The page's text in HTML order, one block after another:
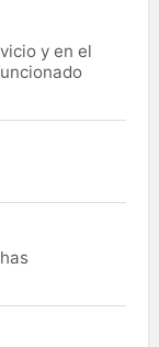
y en el